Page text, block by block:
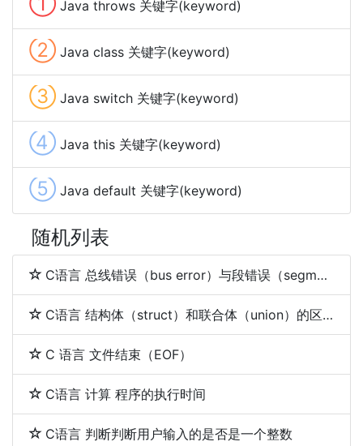
Java throws 关键字(keyword)
② Java class 关键字(keyword)
③ Java switch 关键字(keyword)
④ Java this 关键字(keyword)
⑤ Java default 关键字(keyword)
随机列表
C语言 总线错误（bus error）与段错误（segmentation fault）
C语言 结构体（struct）和联合体（union）的区别
C 语言 文件结束（EOF）
C语言 计算 程序的执行时间
C语言 判断判断用户输入的是否是一个整数